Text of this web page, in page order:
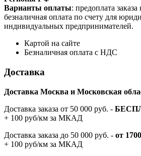
Варианты оплаты: предоплата
безналичная оплата по счету для
индивидуальных предпринимателей.
Картой на сайте
Безналичная оплата с НДС
Доставка
Доставка Москва и Московская
Доставка заказа от 50 000 руб. -
+ 100 руб/км за МКАД
Доставка заказа до 50 000 руб. - от
+ 100 руб/км за МКАД